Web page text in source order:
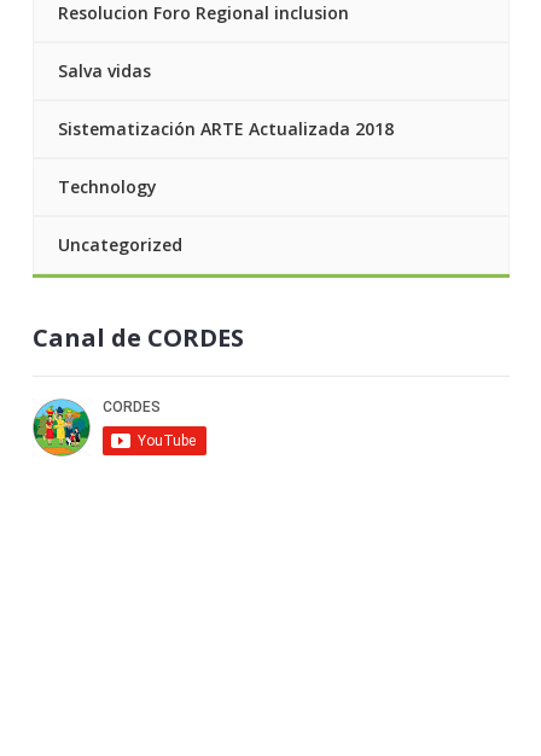
Resolucion Foro Regional inclusion
Salva vidas
Sistematización ARTE Actualizada 2018
Technology
Uncategorized
Canal de CORDES